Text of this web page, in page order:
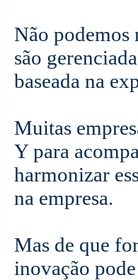
Não podemos
são
baseada na
Muitas
Y para
harmonizar
na empresa.
Mas de que
inovação